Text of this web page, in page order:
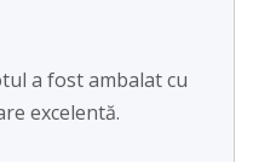
a fost ambalat cu
excelentă.